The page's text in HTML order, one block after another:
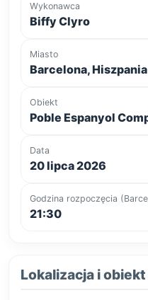
Wykonawca
Biffy Clyro
Miasto
Barcelona, Hiszpania
Obiekt
Poble Espanyol
Data
20 lipca 2026
Godzina rozpoczęcia
21:30
Lokalizacja i